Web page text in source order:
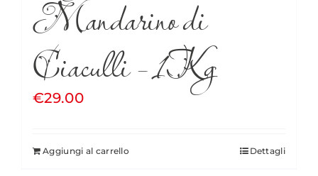
Mandarino di
Ciaculli – 1Kg
€29.00
Aggiungi al carrello Dettagli